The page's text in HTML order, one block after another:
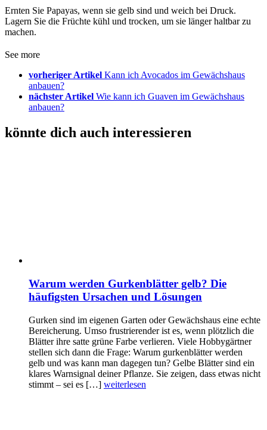
Ernten Sie Papayas, wenn sie gelb sind und weich bei Druck.
Lagern Sie die Früchte kühl und trocken, um sie länger haltbar zu
machen.
See more
vorheriger Artikel Kann ich Avocados im Gewächshaus
anbauen?
nächster Artikel Wie kann ich Guaven im Gewächshaus
anbauen?
könnte dich auch interessieren
Warum werden Gurkenblätter gelb? Die
häufigsten Ursachen und Lösungen
Gurken sind im eigenen Garten oder Gewächshaus eine echte
Bereicherung. Umso frustrierender ist es, wenn plötzlich die
Blätter ihre satte grüne Farbe verlieren. Viele Hobbygärtner
stellen sich dann die Frage: Warum gurkenblätter werden
gelb und was kann man dagegen tun? Gelbe Blätter sind ein
klares Warnsignal deiner Pflanze. Sie zeigen, dass etwas nicht
stimmt – sei es […] weiterlesen